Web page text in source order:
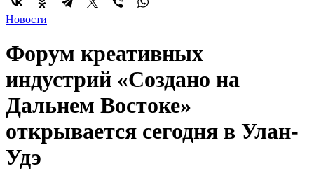
Новости
Форум креативных
индустрий «Создано на
Дальнем Востоке»
открывается сегодня в Улан-
Удэ